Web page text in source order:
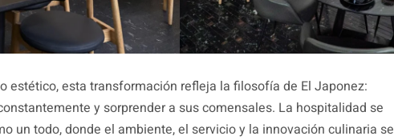
estético, esta transformación refleja la filosofía de El Japonez:
y sorprender a sus comensales. La hospitalidad se
un todo, donde el ambiente, el servicio y la innovación culinaria se